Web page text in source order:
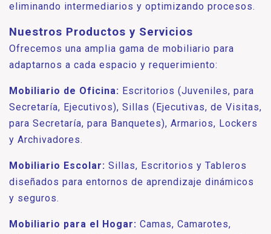
eliminando intermediarios y optimizando procesos.
Nuestros Productos y Servicios
Ofrecemos una amplia gama de mobiliario para
adaptarnos a cada espacio y requerimiento:
Mobiliario de Oficina: Escritorios (Juveniles, para
Secretaría, Ejecutivos), Sillas (Ejecutivas, de Visitas,
para Secretaría, para Banquetes), Armarios, Lockers
y Archivadores.
Mobiliario Escolar: Sillas, Escritorios y Tableros
diseñados para entornos de aprendizaje dinámicos
y seguros.
Mobiliario para el Hogar: Camas, Camarotes,